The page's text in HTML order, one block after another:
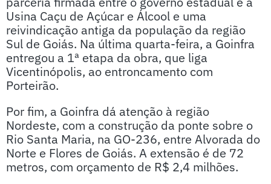
Usina Caçu de Açúcar e Álcool e uma
reivindicação antiga da população da região
Sul de Goiás. Na última quarta-feira, a Goinfra
entregou a 1ª etapa da obra, que liga
Vicentinópolis, ao entroncamento com
Porteirão.
Por fim, a Goinfra dá atenção à região
Nordeste, com a construção da ponte sobre o
Rio Santa Maria, na GO-236, entre Alvorada do
Norte e Flores de Goiás. A extensão é de 72
metros, com orçamento de R$ 2,4 milhões.